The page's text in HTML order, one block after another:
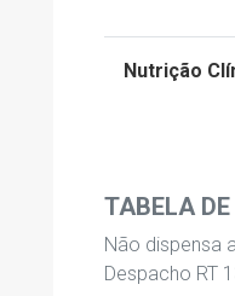
Nutrição
TABELA
Não dispensa
Despacho RT